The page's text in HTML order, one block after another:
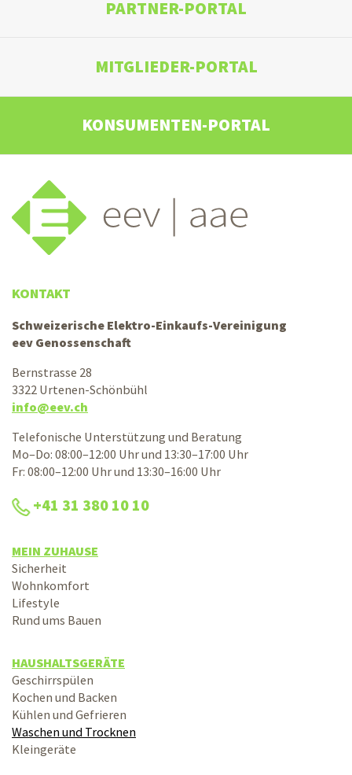
PARTNER-PORTAL
MITGLIEDER-PORTAL
KONSUMENTEN-PORTAL
KONTAKT
Schweizerische Elektro-Einkaufs-Vereinigung
eev Genossenschaft
Bernstrasse 28
3322 Urtenen-Schönbühl
info@eev.ch
Telefonische Unterstützung und Beratung
Mo–Do: 08:00–12:00 Uhr und 13:30–17:00 Uhr
Fr: 08:00–12:00 Uhr und 13:30–16:00 Uhr
+41 31 380 10 10
MEIN ZUHAUSE
Sicherheit
Wohnkomfort
Lifestyle
Rund ums Bauen
HAUSHALTSGERÄTE
Geschirrspülen
Kochen und Backen
Kühlen und Gefrieren
Waschen und Trocknen
Kleingeräte